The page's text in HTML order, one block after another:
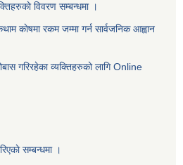
विवरण सम्बन्धमा ।
काेषमा रकम जम्मा गर्न सार्वजनिक आह्वान
गरिरहेका व्यक्तिहरुको लागि Online
सम्बन्धमा ।